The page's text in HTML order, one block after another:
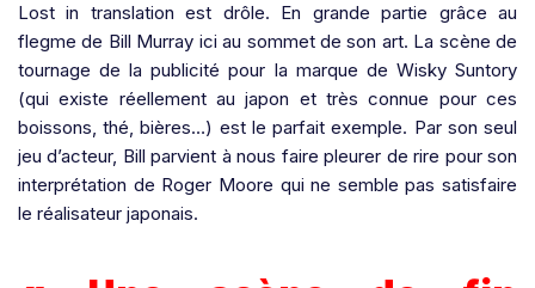
Lost in translation est drôle. En grande partie grâce au
flegme de Bill Murray ici au sommet de son art. La scène de
tournage de la publicité pour la marque de Wisky Suntory
(qui existe réellement au japon et très connue pour ces
boissons, thé, bières…) est le parfait exemple. Par son seul
jeu d’acteur, Bill parvient à nous faire pleurer de rire pour son
interprétation de Roger Moore qui ne semble pas satisfaire
le réalisateur japonais.